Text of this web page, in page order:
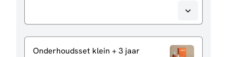
Onderhoudsset klein + 3 jaar